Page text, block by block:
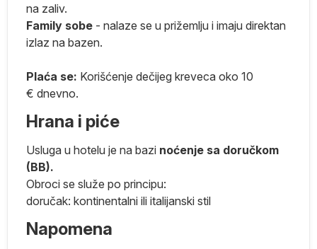
na zaliv.
Family sobe - nalaze se u prižemlju i imaju direktan
izlaz na bazen.
Plaća se: Korišćenje dečijeg kreveca oko 10
€ dnevno.
Hrana i piće
Usluga u hotelu je na bazi noćenje sa doručkom
(BB).
Obroci se služe po principu:
doručak: kontinentalni ili italijanski stil
Napomena